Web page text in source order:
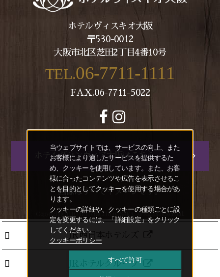
ホテルヴィスキオ大阪
〒530-0012
大阪市北区芝田2丁目4番10号
TEL.06-7711-1111
FAX.06-7711-5022
ホテルグランヴィア大阪はこちら
画像はすべてイメージです。
Copyright(C) HOTEL VISCHIO OSAKA. All Rights Reserved.
JR西日本ホテルズ
JRホテルグループ
当ウェブサイトでは、サービスの向上、また
お客様により適したサービスを提供するた
め、クッキーを使用しています。また、お客
様に合ったコンテンツや広告を表示させるこ
とを目的としてクッキーを使用する場合があ
ります。
クッキーの詳細や、クッキーの種類ごとに設
定を変更するには、「詳細設定」をクリック
してください。
クッキーポリシー
すべて許可